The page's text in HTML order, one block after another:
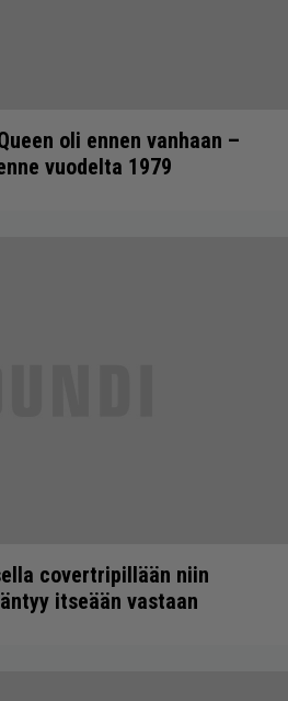
oli ennen vanhaan –
vuodelta 1979
covertripillään niin
itseään vastaan